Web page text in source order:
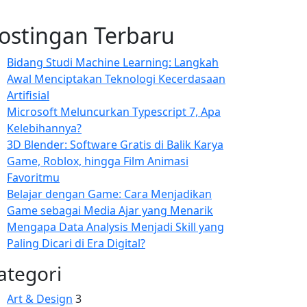
Terbaru
Bidang Studi Machine Learning: Langkah
Awal Menciptakan Teknologi Kecerdasaan
Artifisial
Microsoft Meluncurkan Typescript 7, Apa
Kelebihannya?
3D Blender: Software Gratis di Balik Karya
Game, Roblox, hingga Film Animasi
Favoritmu
Belajar dengan Game: Cara Menjadikan
Game sebagai Media Ajar yang Menarik
Mengapa Data Analysis Menjadi Skill yang
Paling Dicari di Era Digital?
Art & Design 3